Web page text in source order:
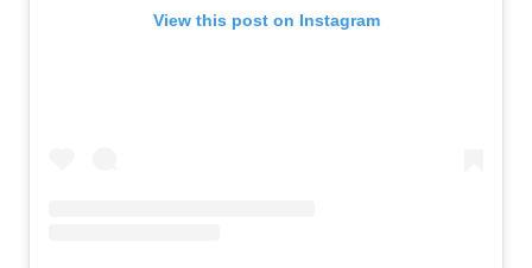
View this post on Instagram